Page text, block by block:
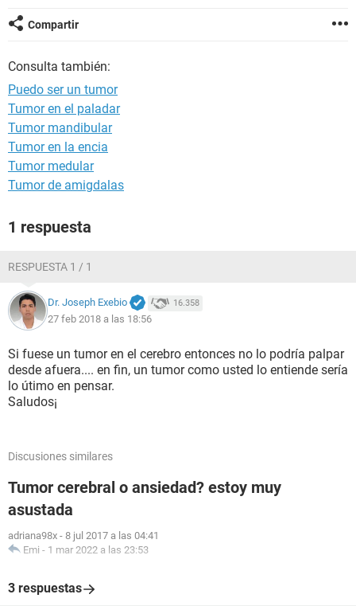
Compartir
Consulta también:
Puedo ser un tumor
Tumor en el paladar
Tumor mandibular
Tumor en la encia
Tumor medular
Tumor de amigdalas
1 respuesta
RESPUESTA 1 / 1
Dr. Joseph Exebio 16.358
27 feb 2018 a las 18:56
Si fuese un tumor en el cerebro entonces no lo podría palpar
desde afuera.... en fin, un tumor como usted lo entiende sería
lo útimo en pensar.
Saludos¡
Discusiones similares
Tumor cerebral o ansiedad? estoy muy
asustada
adriana98x - 8 jul 2017 a las 04:41
Emi - 1 mar 2022 a las 23:53
3 respuestas